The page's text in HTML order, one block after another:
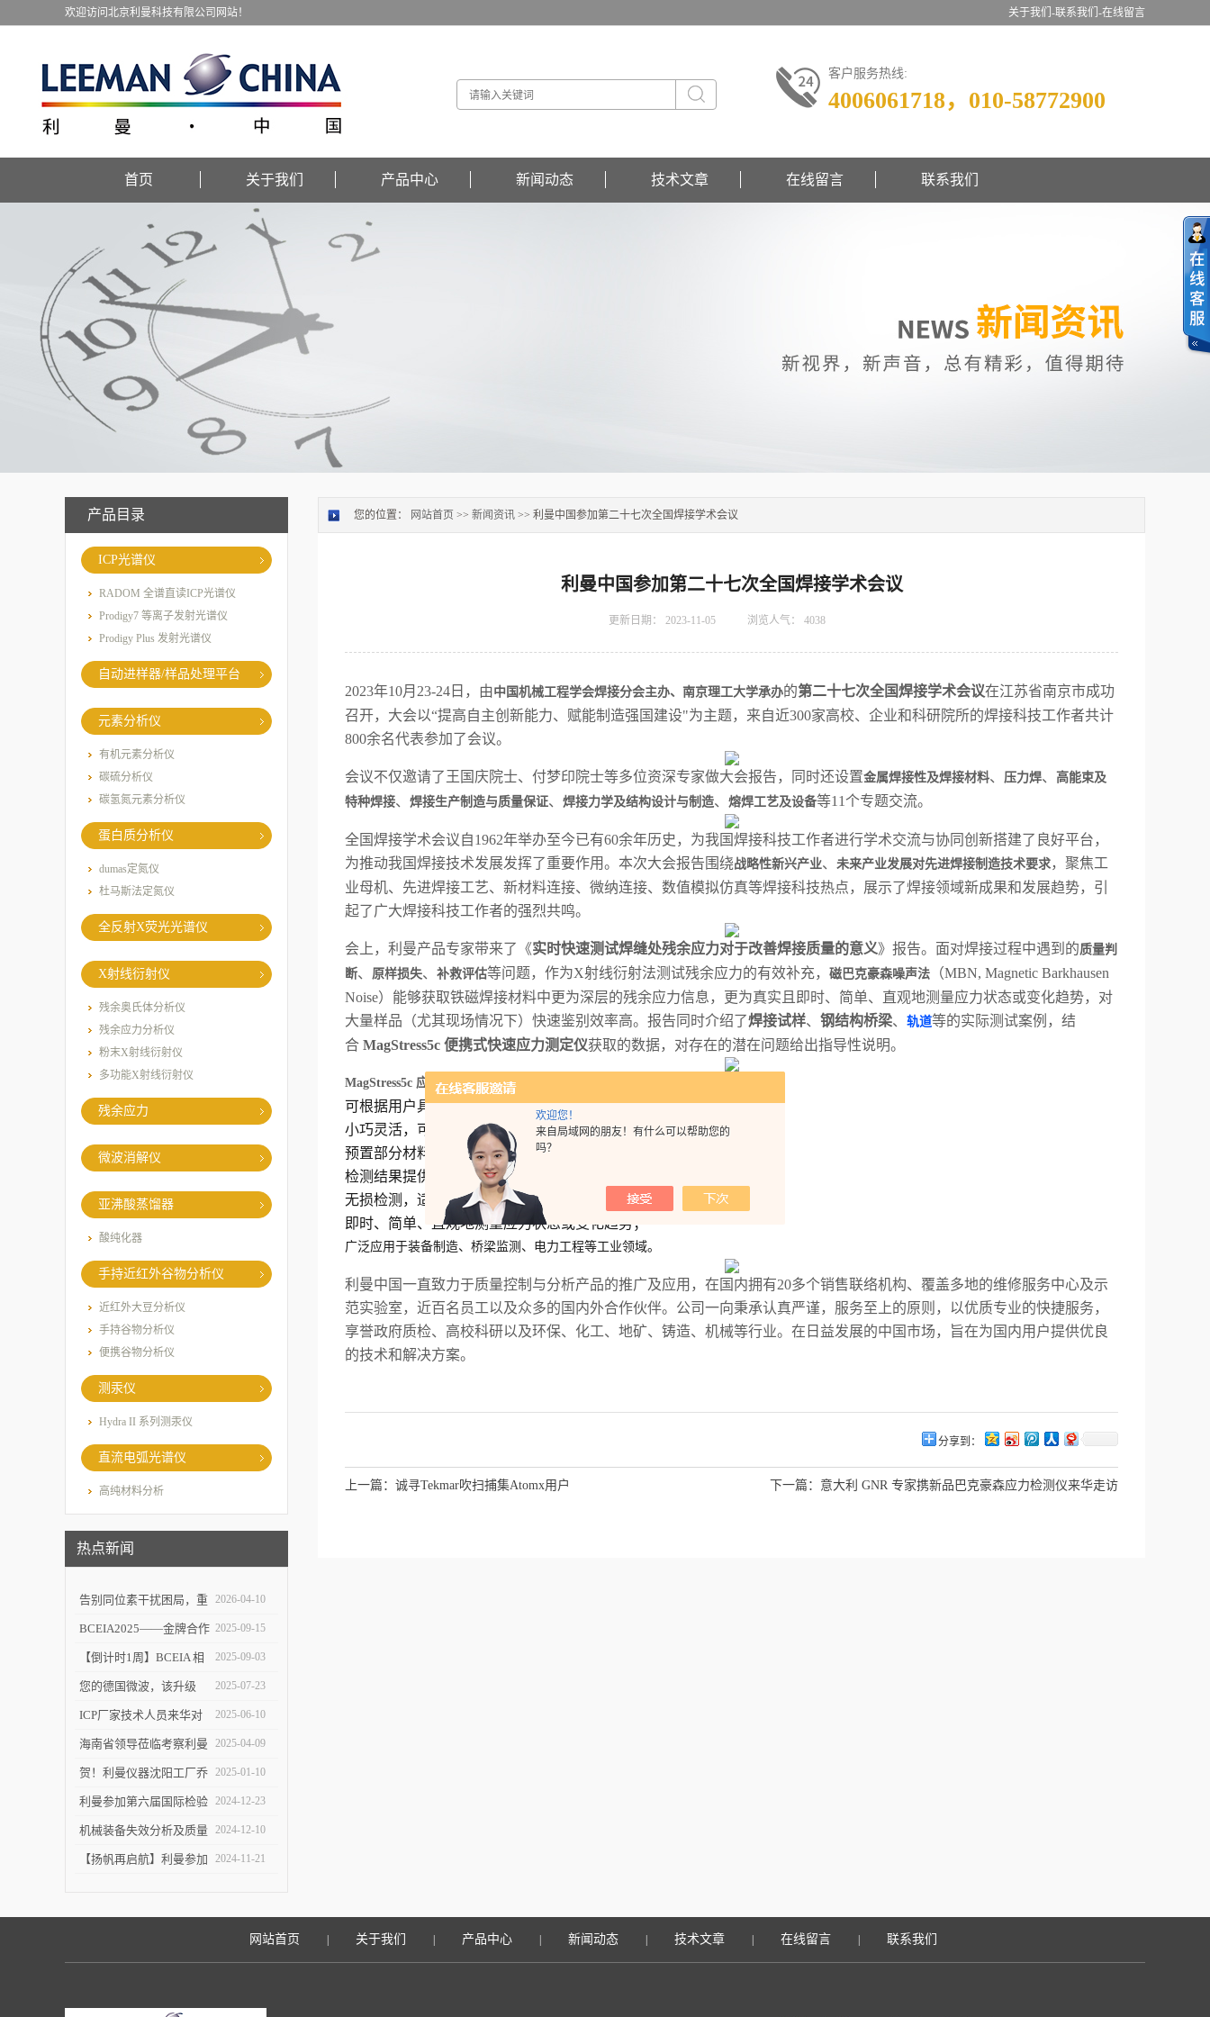
欢迎您！
来自局域网的朋友！有什么可以帮助您的
吗？
关于我们-联系我们-在线留言
欢迎访问北京利曼科技有限公司网站！
客户服务热线:
4006061718，010-58772900
首页 关于我们 产品中心 新闻动态 技术文章 在线留言 联系我们
产品目录
ICP光谱仪
RADOM 全谱直读ICP光谱仪
Prodigy7 等离子发射光谱仪
Prodigy Plus 发射光谱仪
自动进样器/样品处理平台
元素分析仪
有机元素分析仪
碳硫分析仪
碳氢氮元素分析仪
蛋白质分析仪
dumas定氮仪
杜马斯法定氮仪
全反射X荧光光谱仪
X射线衍射仪
残余奥氏体分析仪
残余应力分析仪
粉末X射线衍射仪
多功能X射线衍射仪
残余应力
微波消解仪
亚沸酸蒸馏器
酸纯化器
手持近红外谷物分析仪
近红外大豆分析仪
手持谷物分析仪
便携谷物分析仪
测汞仪
Hydra II 系列测汞仪
直流电弧光谱仪
高纯材料分析
热点新闻
告别同位素干扰困局，重
塑 ICP-MS 分析新境界！
2026-04-10
BCEIA2025——金牌合作
伙伴的见证
2025-09-15
【倒计时1周】BCEIA 相
约利曼 不见不散 9.10-12
2025-09-03
您的德国微波，该升级
了！
2025-07-23
ICP厂家技术人员来华对
利曼进行培训
2025-06-10
海南省领导莅临考察利曼
仪器沈阳工厂
2025-04-09
贺！利曼仪器沈阳工厂乔
迁新址
2025-01-10
利曼参加第六届国际检验
检测技术与装备博览会
2024-12-23
机械装备失效分析及质量
改进技术交流会在陕举办
2024-12-10
【扬帆再启航】利曼参加
展
2024-11-21
您的位置： 网站首页 >> 新闻资讯 >> 利曼中国参加第二十七次全国焊接学术会议
利曼中国参加第二十七次全国焊接学术会议
更新日期： 2023-11-05 浏览人气： 4038
2023年10月23-24日，由中国机械工程学会焊接分会主办、南京理工大学承办的第二十七次全国焊接学术会议在江苏省南京市成功
召开，大会以“提高自主创新能力、赋能制造强国建设"为主题，来自近300家高校、企业和科研院所的焊接科技工作者共计
800余名代表参加了会议。
会议不仅邀请了王国庆院士、付梦印院士等多位资深专家做大会报告，同时还设置金属焊接性及焊接材料、 压力焊、
高能束及
特种焊接、 焊接生产制造与质量保证、 焊接力学及结构设计与制造、 熔焊工艺及设备等11个专题交流。
全国焊接学术会议自1962年举办至今已有60余年历史，为我国焊接科技工作者进行学术交流与协同创新搭建了良好平台，
为推动我国焊接技术发展发挥了重要作用。本次大会报告围绕战略性新兴产业、 未来产业发展对先进焊接制造技术要求 ，聚焦工
业母机、先进焊接工艺、新材料连接、微纳连接、数值模拟仿真等焊接科技热点，展示了焊接领域新成果和发展趋势，引
起了广大焊接科技工作者的强烈共鸣。
会上，利曼产品专家带来了《实时快速测试焊缝处残余应力对于改善焊接质量的意义》报告。面对焊接过程中遇到的质量判
断、 原样损失、 补救评估等问题，作为X射线衍射法测试残余应力的有效补充， 磁巴克豪森噪声法 （MBN, Magnetic Barkhausen
Noise）能够获取铁磁焊接材料中更为深层的残余应力信息，更为真实且即时、简单、直观地测量应力状态或变化趋势，对
大量样品（尤其现场情况下） 快速鉴别效率高。报告同时介绍了焊接试样、 钢结构桥梁、 轨道等的实际测试案例，结
合 MagStress5c 便携式快速应力测定仪获取的数据，对存在的潜在问题给出指导性说明。
MagStress5c 应力测定仪产品特点：
可根据用户具体需求进行专业化订制；
小巧灵活，可整体打包至手提箱，方便携带；
预置部分材料的校准曲线，并可自定义创建新曲线；
检测结果提供图形和数字两种模式，输出MPa值；
无损检测，适用于现场分析各类复杂、不规则样品；
即时、简单、直观地测量应力状态或变化趋势；
广泛应用于装备制造、桥梁监测、电力工程等工业领域。
利曼中国一直致力于质量控制与分析产品的推广及应用，在国内拥有20多个销售联络机构、覆盖多地的维修服务中心及示
范实验室，近百名员工以及众多的国内外合作伙伴。公司一向秉承认真严谨，服务至上的原则，以优质专业的快捷服务，
享誉政府质检、高校科研以及环保、化工、地矿、铸造、机械等行业。在日益发展的中国市场，旨在为国内用户提供优良
的技术和解决方案。
分享到：
上一篇： 诚寻Tekmar吹扫捕集Atomx用户 下一篇： 意大利 GNR 专家携新品巴克豪森应力检测仪来华走访
网站首页 关于我们 产品中心 新闻动态 技术文章 在线留言 联系我们